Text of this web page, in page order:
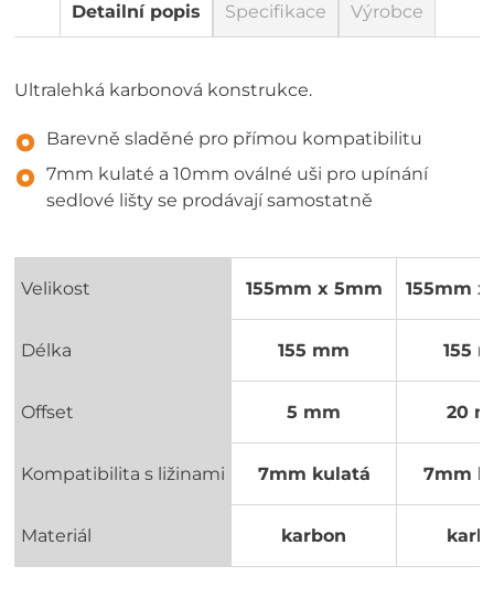
Detailní popis Specifikace Výrobce
Ultralehká karbonová konstrukce.
Barevně sladěné pro přímou kompatibilitu
7mm kulaté a 10mm oválné uši pro upínání
sedlové lišty se prodávají samostatně
Velikost 155mm x 5mm 155mm
Délka 155 mm 155
Offset 5 mm 20
Kompatibilita s ližinami 7mm kulatá 7mm
Materiál karbon